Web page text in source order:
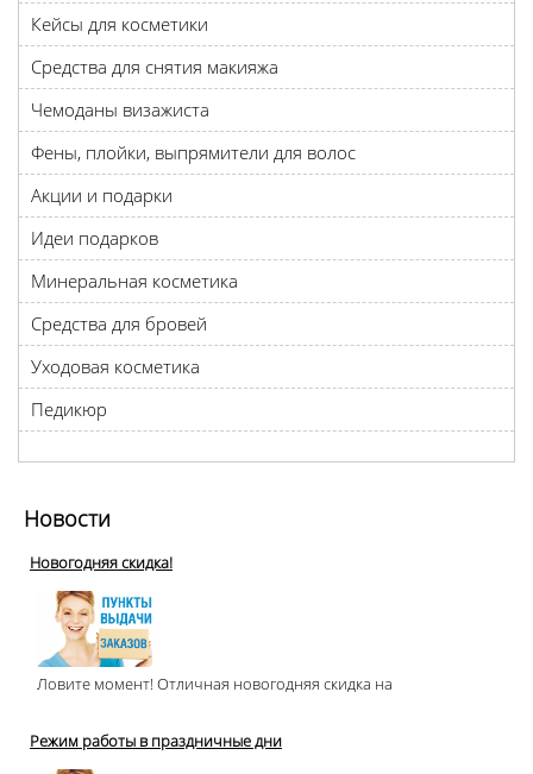
Кейсы для косметики
Средства для снятия макияжа
Чемоданы визажиста
Фены, плойки, выпрямители для волос
Акции и подарки
Идеи подарков
Минеральная косметика
Средства для бровей
Уходовая косметика
Педикюр
Новости
Новогодняя скидка!
Ловите момент! Отличная новогодняя скидка на
Режим работы в праздничные дни